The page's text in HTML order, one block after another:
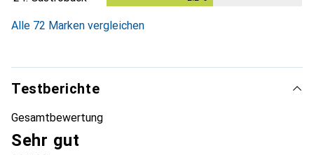
Alle 72 Marken vergleichen
Testberichte
Gesamtbewertung
Sehr gut